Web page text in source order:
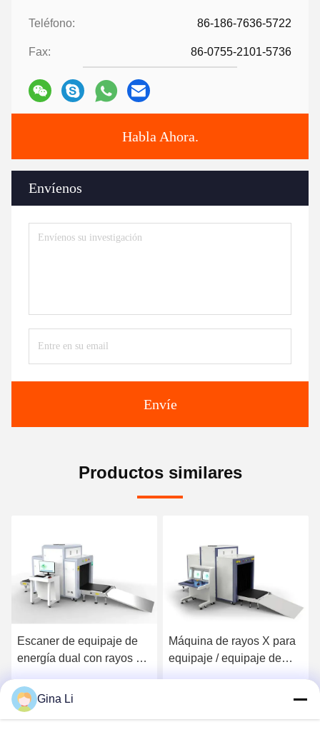
Teléfono: 86-186-7636-5722
Fax: 86-0755-2101-5736
Habla Ahora.
Envíenos
Envíe
Productos similares
Escaner de equipaje de
energía dual con rayos X
Escaner de equipaje
Máquina de rayos X para
equipaje / equipaje de
Gina Li